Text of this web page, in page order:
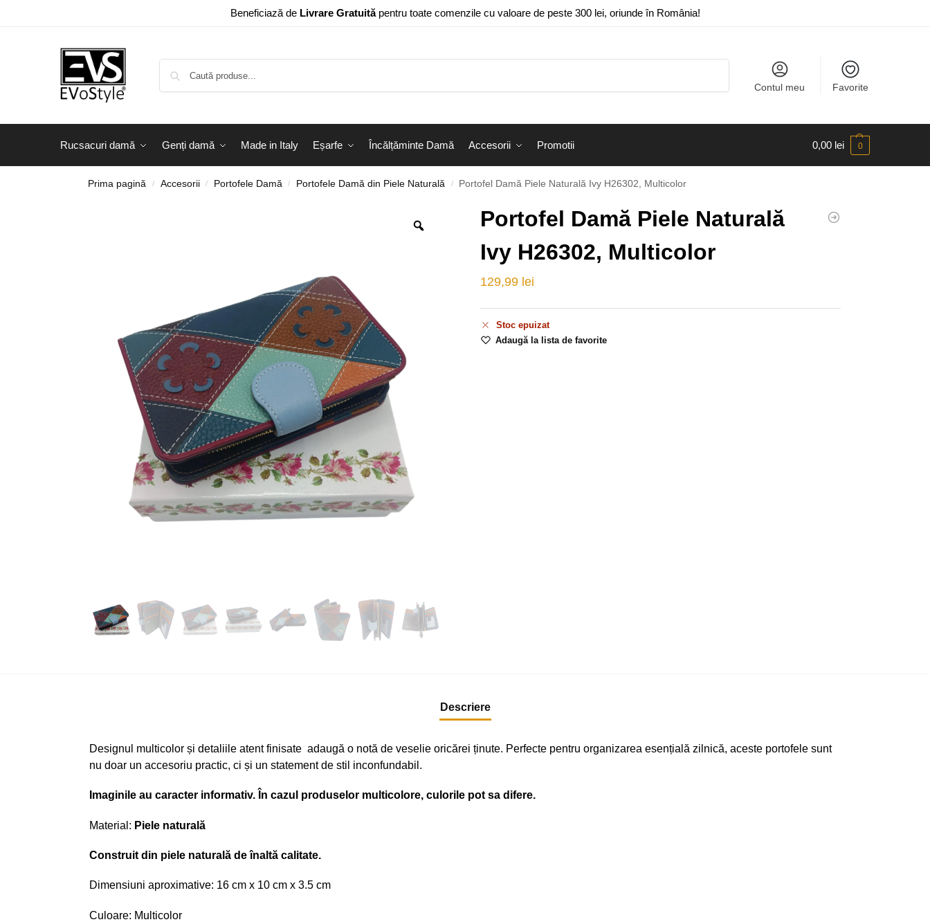
Beneficiază de Livrare Gratuităpentru toate comenzile cu valoare de peste 300 lei, oriunde în România!
Contul meu Favorite
Rucsacuri damă Genți damă Made in Italy Eșarfe Încălțăminte Damă Accesorii Promotii 0,00 lei 0
Prima pagină / Accesorii / Portofele Damă / Portofele Damă din Piele Naturală / Portofel Damă Piele Naturală Ivy H26302, Multicolor
Portofel Damă Piele Naturală
Ivy H26302, Multicolor
129,99 lei
Stoc epuizat
Adaugă la lista de favorite
Descriere
Designul multicolor și detaliile atent finisate adaugă o notă de veselie oricărei ținute. Perfecte pentru organizarea esențială zilnică, aceste portofele sunt
nu doar un accesoriu practic, ci și un statement de stil inconfundabil.
Imaginile au caracter informativ. În cazul produselor multicolore, culorile pot sa difere.
Material: Piele naturală
Construit din piele naturală de înaltă calitate.
Dimensiuni aproximative: 16 cm x 10 cm x 3.5 cm
Culoare: Multicolor